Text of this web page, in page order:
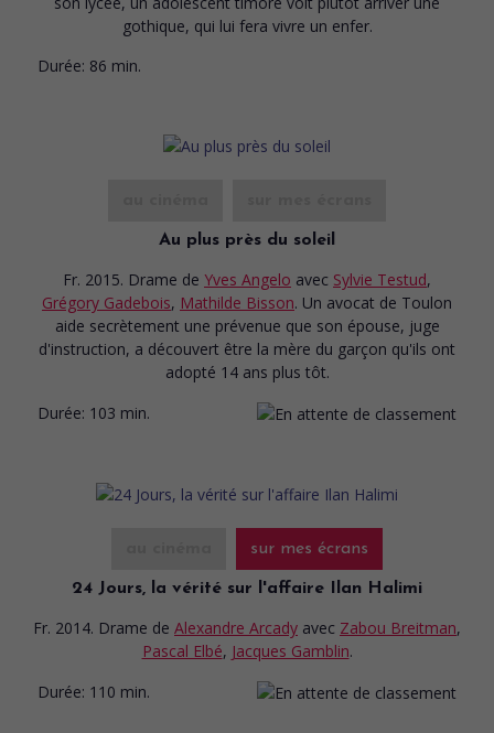
gothique, qui lui fera vivre un enfer.
Durée: 86 min.
Au plus près du soleil
Fr. 2015. Drame de Yves Angelo avec Sylvie Testud,
Grégory Gadebois, Mathilde Bisson. Un avocat de Toulon
aide secrètement une prévenue que son épouse, juge
d'instruction, a découvert être la mère du garçon qu'ils ont
adopté 14 ans plus tôt.
Durée: 103 min.
sur mes écrans
24 Jours, la vérité sur l'affaire Ilan Halimi
Fr. 2014. Drame de Alexandre Arcady avec Zabou Breitman,
Pascal Elbé, Jacques Gamblin.
Durée: 110 min.